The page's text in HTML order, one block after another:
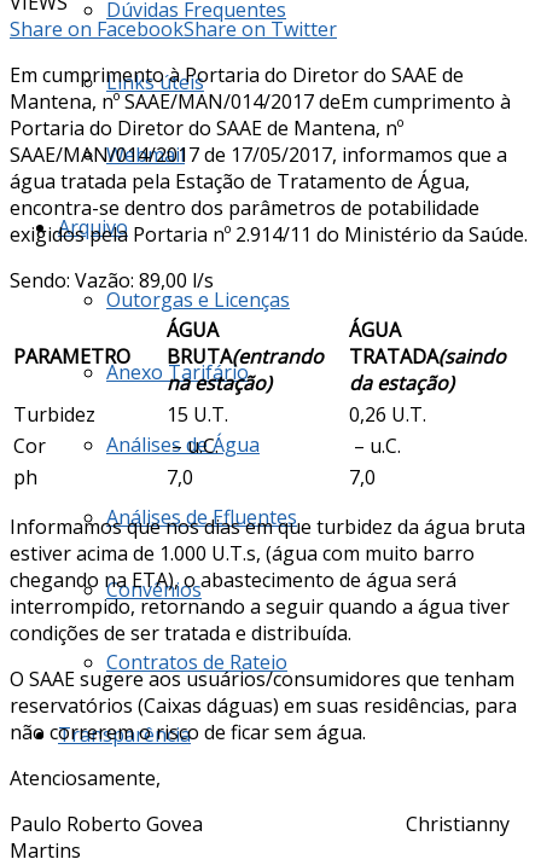
Dúvidas Frequentes
Links úteis
Webmail
Arquivo
Outorgas e Licenças
Anexo Tarifário
Análises de Água
Análises de Efluentes
Convênios
Contratos de Rateio
Transparência
Share on FacebookShare on Twitter
Em cumprimento à Portaria do Diretor do SAAE de
Mantena, nº SAAE/MAN/014/2017 deEm cumprimento à
Portaria do Diretor do SAAE de Mantena, nº
SAAE/MAN/014/2017 de 17/05/2017, informamos que a
água tratada pela Estação de Tratamento de Água,
encontra-se dentro dos parâmetros de potabilidade
exigidos pela Portaria nº 2.914/11 do Ministério da Saúde.
Sendo: Vazão: 89,00 l/s
PARAMETRO
ÁGUA
BRUTA(entrando
na estação)
ÁGUA
TRATADA(saindo
da estação)
Turbidez
15 U.T.
0,26 U.T.
Cor
– u.C.
– u.C.
ph
7,0
7,0
Informamos que nos dias em que turbidez da água bruta
estiver acima de 1.000 U.T.s, (água com muito barro
chegando na ETA), o abastecimento de água será
interrompido, retornando a seguir quando a água tiver
condições de ser tratada e distribuída.
O SAAE sugere aos usuários/consumidores que tenham
reservatórios (Caixas dáguas) em suas residências, para
não correrem o risco de ficar sem água.
Atenciosamente,
Paulo Roberto Govea Christianny
Martins